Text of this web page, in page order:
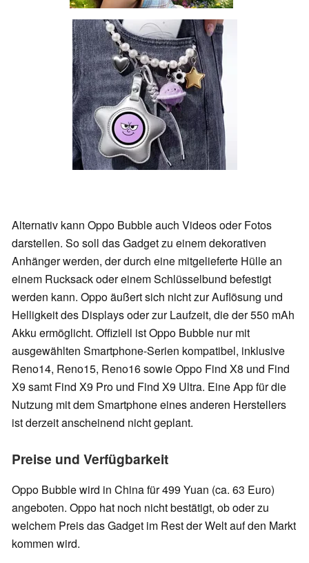
Alternativ kann Oppo Bubble auch Videos oder Fotos
darstellen. So soll das Gadget zu einem dekorativen
Anhänger werden, der durch eine mitgelieferte Hülle an
einem Rucksack oder einem Schlüsselbund befestigt
werden kann. Oppo äußert sich nicht zur Auflösung und
Helligkeit des Displays oder zur Laufzeit, die der 550 mAh
Akku ermöglicht. Offiziell ist Oppo Bubble nur mit
ausgewählten Smartphone-Serien kompatibel, inklusive
Reno14, Reno15, Reno16 sowie Oppo Find X8 und Find
X9 samt Find X9 Pro und Find X9 Ultra. Eine App für die
Nutzung mit dem Smartphone eines anderen Herstellers
ist derzeit anscheinend nicht geplant.
Preise und Verfügbarkeit
Oppo Bubble wird in China für 499 Yuan (ca. 63 Euro)
angeboten. Oppo hat noch nicht bestätigt, ob oder zu
welchem Preis das Gadget im Rest der Welt auf den Markt
kommen wird.